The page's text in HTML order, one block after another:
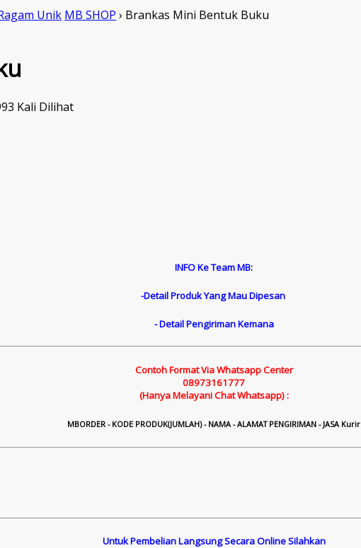
Unik MB SHOP › Brankas Mini Bentuk Buku
Kali Dilihat
INFO Ke Team MB:
-Detail Produk Yang Mau Dipesan
- Detail Pengiriman Kemana
Contoh Format Via Whatsapp Center
08973161777
(Hanya Melayani Chat Whatsapp) :
MBORDER - KODE PRODUK(JUMLAH) - NAMA - ALAMAT PENGIRIMAN - JASA Kurir
Untuk Pembelian Langsung Secara Online Silahkan